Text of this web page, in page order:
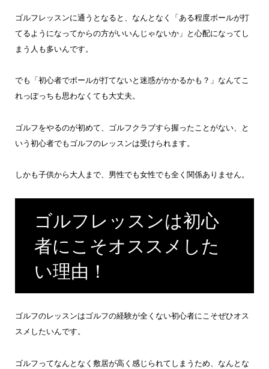
ゴルフレッスンに通うとなると、なんとなく「ある程度ボールが打
てるようになってからの方がいいんじゃないか」と心配になってし
まう人も多いんです。
でも「初心者でボールが打てないと迷惑がかかるかも？」なんてこ
れっぽっちも思わなくても大丈夫。
ゴルフをやるのが初めて、ゴルフクラブすら握ったことがない、と
いう初心者でもゴルフのレッスンは受けられます。
しかも子供から大人まで、男性でも女性でも全く関係ありません。
ゴルフレッスンは初心
者にこそオススメした
い理由！
ゴルフのレッスンはゴルフの経験が全くない初心者にこそぜひオス
スメしたいんです。
ゴルフってなんとなく敷居が高く感じられてしまうため、なんとな